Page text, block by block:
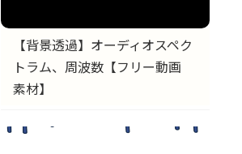
【背景透過】オーディオスペク
トラム、周波数【フリー動画
素材】